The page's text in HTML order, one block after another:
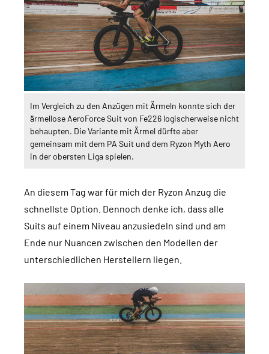
Im Vergleich zu den Anzügen mit Ärmeln konnte sich der
ärmellose AeroForce Suit von Fe226 logischerweise nicht
behaupten. Die Variante mit Ärmel dürfte aber
gemeinsam mit dem PA Suit und dem Ryzon Myth Aero
in der obersten Liga spielen.
An diesem Tag war für mich der Ryzon Anzug die
schnellste Option. Dennoch denke ich, dass alle
Suits auf einem Niveau anzusiedeln sind und am
Ende nur Nuancen zwischen den Modellen der
unterschiedlichen Herstellern liegen.